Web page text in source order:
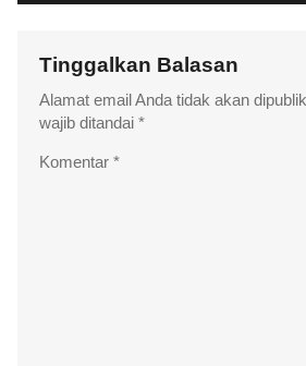
Tinggalkan Balasan
Alamat email Anda tidak akan
wajib ditandai *
Komentar *